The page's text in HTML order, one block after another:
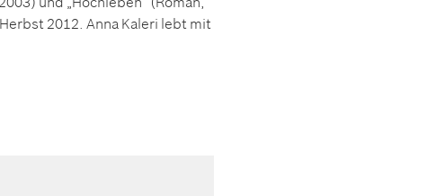
2012. Anna Kaleri lebt mit